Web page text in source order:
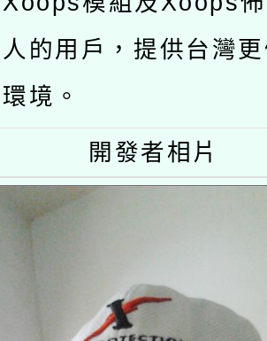
工作坊新北場」
學習班」招生簡
共融平台-教案
國民及學前教育
19疫苗接
象擴大為「滿6
民眾」措施，延
止
的用戶，提供台灣
境。
開發者相片